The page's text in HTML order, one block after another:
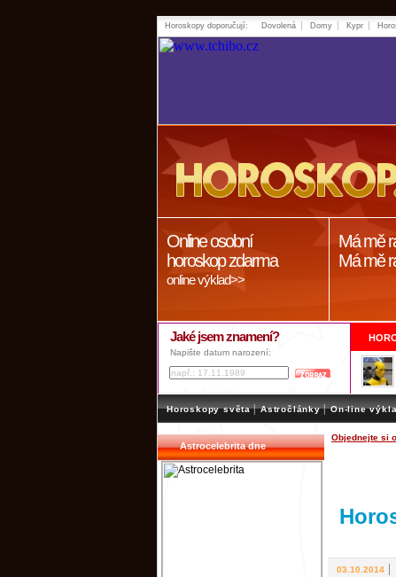
Horoskopy doporučují: Dovolená Domy Kypr
Online osobní
horoskop zdarma
online výklad>>
Má mě
Má mě
Jaké jsem znamení?
Napište datum narození:
Horoskopy světa | Astročlánky | On-line
Astrocelebrita dne
Objednejte si
03.10.2014 |